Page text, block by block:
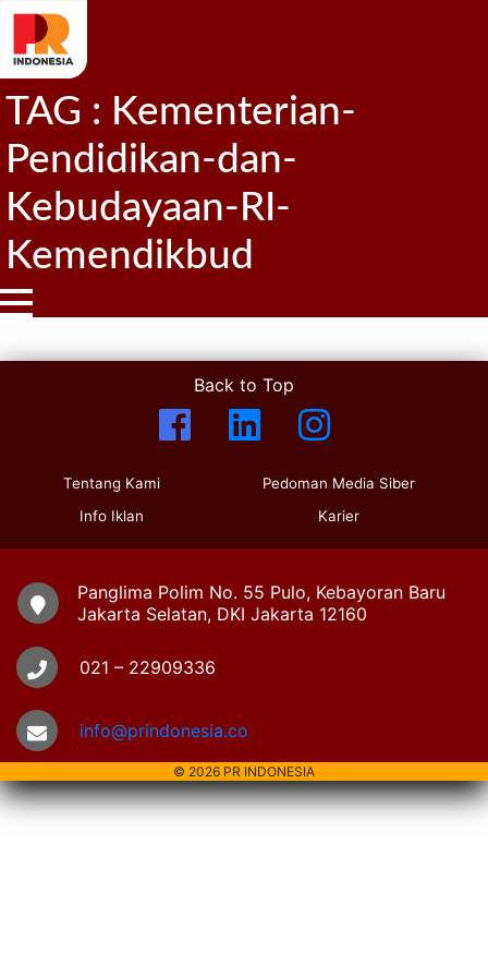
TAG : Kementerian-
Pendidikan-dan-
Kebudayaan-RI-
Kemendikbud
Back to Top
Tentang Kami
Info Iklan
Pedoman Media Siber
Karier
Panglima Polim No. 55 Pulo, Kebayoran Baru
Jakarta Selatan, DKI Jakarta 12160
021 – 22909336
info@prindonesia.co
© 2026 PR INDONESIA